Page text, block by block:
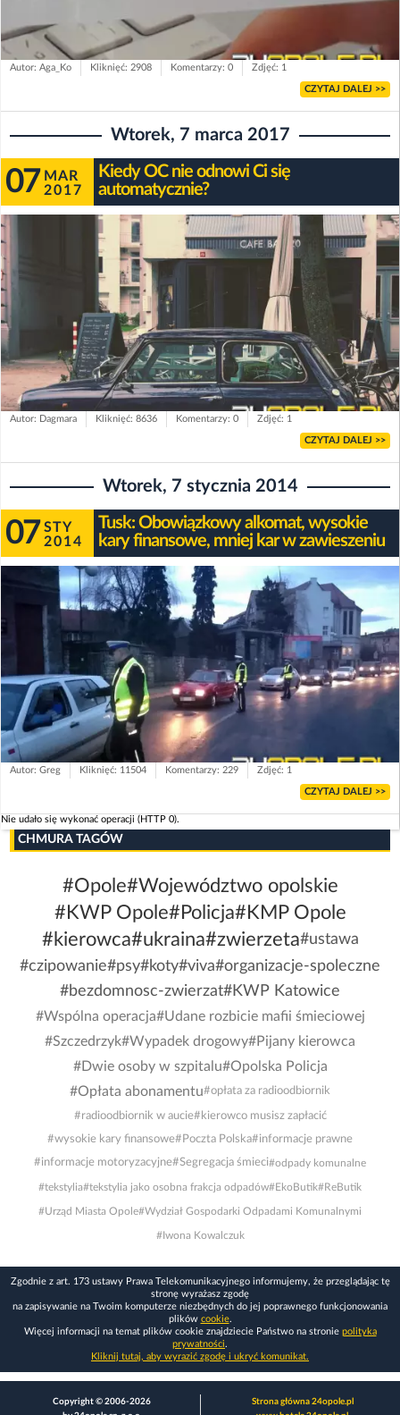
Autor: Aga_Ko Kliknięć: 2908 Komentarzy: 0 Zdjęć: 1
CZYTAJ DALEJ >>
Wtorek, 7 marca 2017
07 MAR
2017
Kiedy OC nie odnowi Ci się
automatycznie?
Autor: Dagmara Kliknięć: 8636 Komentarzy: 0 Zdjęć: 1
CZYTAJ DALEJ >>
Wtorek, 7 stycznia 2014
07 STY
2014
Tusk: Obowiązkowy alkomat, wysokie
kary finansowe, mniej kar w zawieszeniu
Autor: Greg Kliknięć: 11504 Komentarzy: 229 Zdjęć: 1
CZYTAJ DALEJ >>
Nie udało się wykonać operacji (HTTP 0).
CHMURA TAGÓW
#Opole#Województwo opolskie
#KWP Opole#Policja#KMP Opole
#kierowca#ukraina#zwierzeta#ustawa
#czipowanie#psy#koty#viva#organizacje-spoleczne
#bezdomnosc-zwierzat#KWP Katowice
#Wspólna operacja#Udane rozbicie mafii śmieciowej
#Szczedrzyk#Wypadek drogowy#Pijany kierowca
#Dwie osoby w szpitalu#Opolska Policja
#Opłata abonamentu#opłata za radioodbiornik
#radioodbiornik w aucie#kierowco musisz zapłacić
#wysokie kary finansowe#Poczta Polska#informacje prawne
#informacje motoryzacyjne#Segregacja śmieci#odpady komunalne
#tekstylia#tekstylia jako osobna frakcja odpadów#EkoButik#ReButik
#Urząd Miasta Opole#Wydział Gospodarki Odpadami Komunalnymi
#Iwona Kowalczuk
Zgodnie z art. 173 ustawy Prawa Telekomunikacyjnego informujemy, że przeglądając tę
stronę wyrażasz zgodę
na zapisywanie na Twoim komputerze niezbędnych do jej poprawnego funkcjonowania
plików cookie.
Więcej informacji na temat plików cookie znajdziecie Państwo na stronie polityka
prywatności.
Kliknij tutaj, aby wyrazić zgodę i ukryć komunikat.
Copyright © 2006-2026
Strona główna 24opole.pl